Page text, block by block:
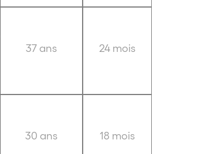
37 ans 24 mois
30 ans 18 mois